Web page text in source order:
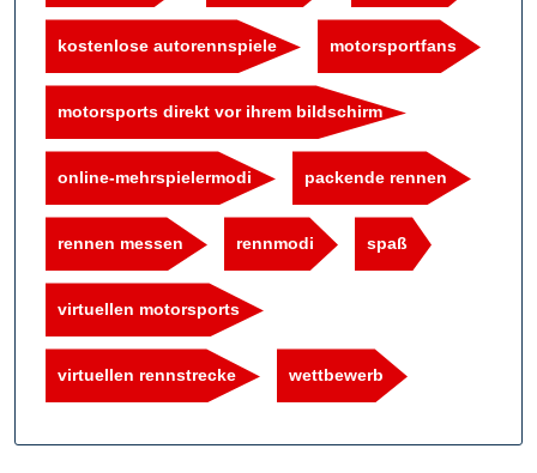
kostenlose autorennspiele motorsportfans
motorsports direkt vor ihrem bildschirm
online-mehrspielermodi packende rennen
rennen messen rennmodi spaß
virtuellen motorsports
virtuellen rennstrecke wettbewerb